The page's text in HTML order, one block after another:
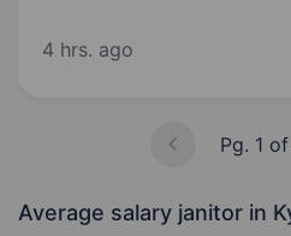
що чистота дарує
увага до деталей…
4 hrs. ago
Pg. 1
Average salary janitor in